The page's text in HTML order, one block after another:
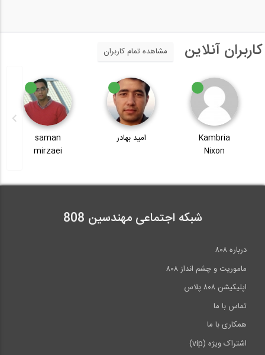
کاربران آنلاین مشاهده تمام کاربران
Kambria
Nixon
امید بهادر
saman
mirzaei
شبکه اجتماعی مهندسین 808
درباره ۸۰۸
ماموریت و چشم انداز ۸۰۸
اپلیکیشن ۸۰۸ پلاس
تماس با ما
همکاری با ما
اشتراک ویژه (vip)